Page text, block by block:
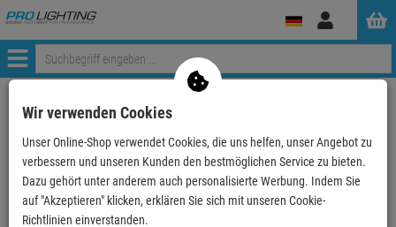
Anmelden
Menü
Weiter einkaufen ProLighting
LEE-Filters, Nr. 744, Bogen 25x122cm,normal, Dirt…
Wir verwenden Cookies
Unser Online-Shop verwendet Cookies, die uns helfen, unser Angebot zu
verbessern und unseren Kunden den bestmöglichen Service zu bieten.
Dazu gehört unter anderem auch personalisierte Werbung. Indem Sie
auf "Akzeptieren" klicken, erklären Sie sich mit unseren Cookie-
Richtlinien einverstanden.